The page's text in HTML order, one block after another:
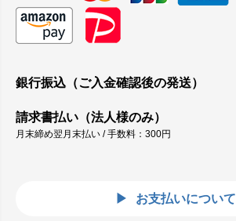
銀行振込（ご入金確認後の発送）
請求書払い（法人様のみ）
月末締め翌月末払い / 手数料：300円
お支払いについて